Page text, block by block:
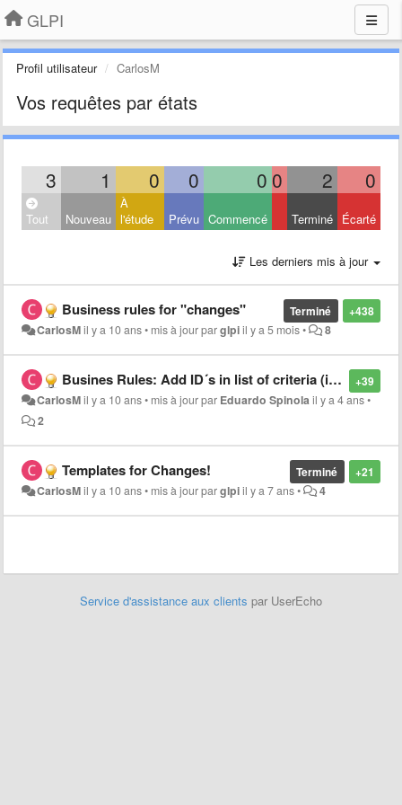
GLPI
Profil utilisateur CarlosM
Vos requêtes par états
3 1 0 0 0 0 2 0
Tout Nouveau
À
l'étude
Prévu Commencé Terminé Écarté
Les derniers mis à jour
+438
Terminé
Business rules for "changes"
CarlosMil y a 10 ans• mis à jour parglpiil y a 5 mois• 8
+39
Busines Rules: Add ID´s in list of criteria (itilcategories_id, locations_id, users_id)
CarlosMil y a 10 ans• mis à jour par Eduardo Spinolail y a 4 ans•
2
+21
Terminé
Templates for Changes!
CarlosMil y a 10 ans• mis à jour parglpiil y a 7 ans• 4
Service d'assistance aux clients par UserEcho